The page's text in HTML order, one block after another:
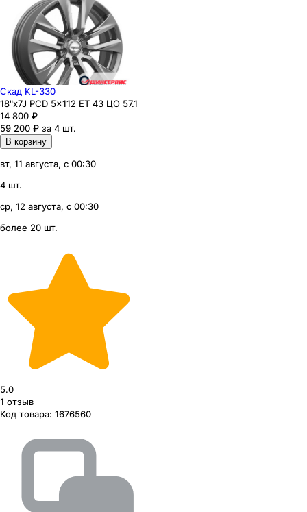
Скад KL-330
18"x7J PCD 5x112 ЕТ 43 ЦО 57.1
14 800 ₽
59 200 ₽ за 4 шт.
В корзину
вт, 11 августа, с 00:30
4 шт.
ср, 12 августа, с 00:30
более 20 шт.
5.0
1 отзыв
Код товара: 1676560